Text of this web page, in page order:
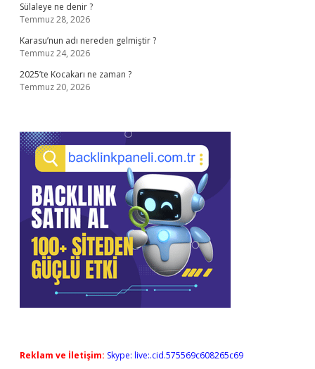
Sülaleye ne denir ?
Temmuz 28, 2026
Karasu’nun adı nereden gelmiştir ?
Temmuz 24, 2026
2025’te Kocakarı ne zaman ?
Temmuz 20, 2026
Reklam ve İletişim: Skype: live:.cid.575569c608265c69